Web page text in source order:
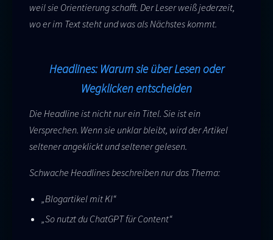
weil sie Orientierung schafft. Der Leser weiß jederzeit,
wo er im Text steht und was als Nächstes kommt.
Headlines: Warum sie über Lesen oder
Wegklicken entscheiden
Die Headline ist nicht nur ein Titel. Sie ist ein
Versprechen. Wenn sie unklar bleibt, wird der Artikel
seltener angeklickt und seltener gelesen.
Schwache Headlines beschreiben nur das Thema:
„Blogartikel mit KI“
„So nutzt du ChatGPT für Content“